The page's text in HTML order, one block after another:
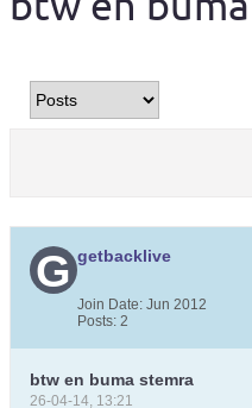
getbacklive
Join Date: Jun 2012
Posts: 2
btw en buma stemra
26-04-14, 13:21